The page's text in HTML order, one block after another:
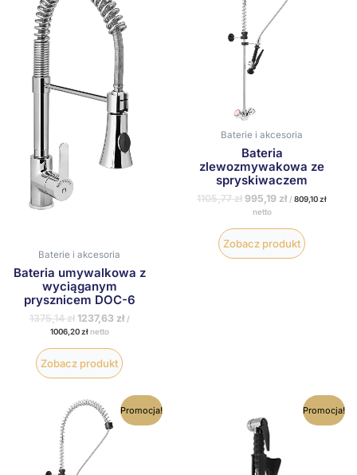
Baterie i akcesoria
Bateria umywalkowa z
wyciąganym
prysznicem DOC-6
1375,14zł
1375,14 zł.
1237,63 zł /
1006,20złnetto
Zobacz produkt
Baterie i akcesoria
Bateria
zlewozmywakowa ze
spryskiwaczem
1105,77zł
1105,77 zł.
995,19 zł
995,19 zł.
/ 809,10zł
netto
Zobacz produkt
Promocja!
Pierwotna
wynosiła:
1709,70 zł.
Aktualna
cena
Promocja!
Pierwotna
cena
wynosiła:
2034,42 zł.
Aktualna
cena